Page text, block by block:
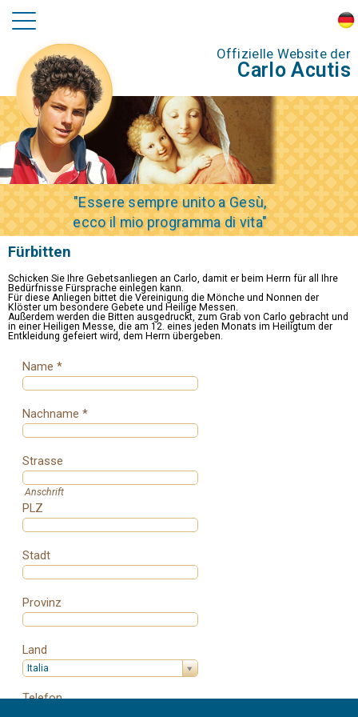
Offizielle Website der
Carlo Acutis
"Essere sempre unito a Gesù,
ecco il mio programma di vita"
Fürbitten
Schicken Sie Ihre Gebetsanliegen an Carlo, damit er beim Herrn für all Ihre
Bedürfnisse Fürsprache einlegen kann.
Für diese Anliegen bittet die Vereinigung die Mönche und Nonnen der
Klöster um besondere Gebete und Heilige Messen.
Außerdem werden die Bitten ausgedruckt, zum Grab von Carlo gebracht und
in einer Heiligen Messe, die am 12. eines jeden Monats im Heiligtum der
Entkleidung gefeiert wird, dem Herrn übergeben.
Name *
Nachname *
Strasse
Anschrift
PLZ
Stadt
Provinz
Land
Italia
Telefon